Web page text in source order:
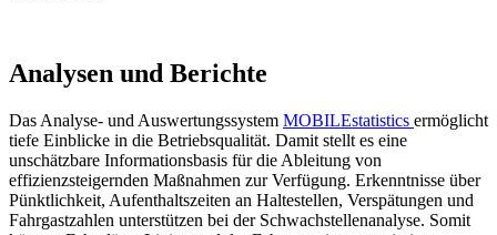
Analysen und Berichte
Das Analyse- und Auswertungssystem MOBILEstatistics ermöglicht
tiefe Einblicke in die Betriebsqualität. Damit stellt es eine
unschätzbare Informationsbasis für die Ableitung von
effizienzsteigernden Maßnahmen zur Verfügung. Erkenntnisse über
Pünktlichkeit, Aufenthaltszeiten an Haltestellen, Verspätungen und
Fahrgastzahlen unterstützen bei der Schwachstellenanalyse. Somit